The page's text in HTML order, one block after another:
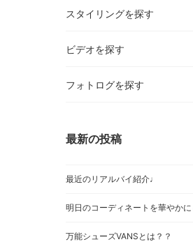
スタイリングを探す
ビデオを探す
フォトログを探す
最新の投稿
最近のリアルバイ紹介♩
万能シューズVANSとは？？